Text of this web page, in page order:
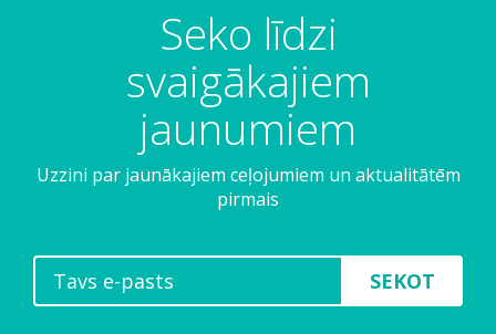
Seko līdzi
svaigākajiem
jaunumiem
Uzzini par jaunākajiem ceļojumiem un aktualitātēm
pirmais
SEKOT